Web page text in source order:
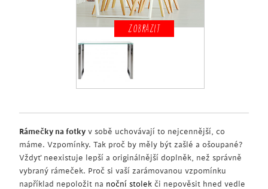
ZOBRAZIT
Rámečky na fotky v sobě uchovávají to nejcennější, co
máme. Vzpomínky. Tak proč by měly být zašlé a ošoupané?
Vždyť neexistuje lepší a originálnější doplněk, než správně
vybraný rámeček. Proč si vaší zarámovanou vzpomínku
například nepoložit na noční stolek či nepověsit hned vedle